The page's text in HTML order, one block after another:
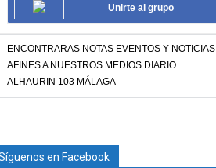
Unirte al grupo
ENCONTRARAS NOTAS EVENTOS Y NOTICIAS
AFINES A NUESTROS MEDIOS DIARIO
ALHAURIN 103 MÁLAGA
en Facebook